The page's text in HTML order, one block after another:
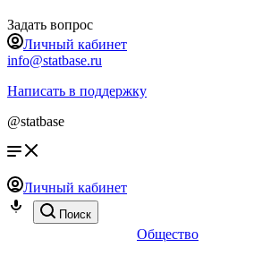
Задать вопрос
Личный кабинет
info@statbase.ru
Написать в поддержку
@statbase
Личный кабинет
Поиск
Общество